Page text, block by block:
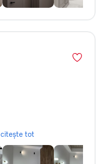
citește tot